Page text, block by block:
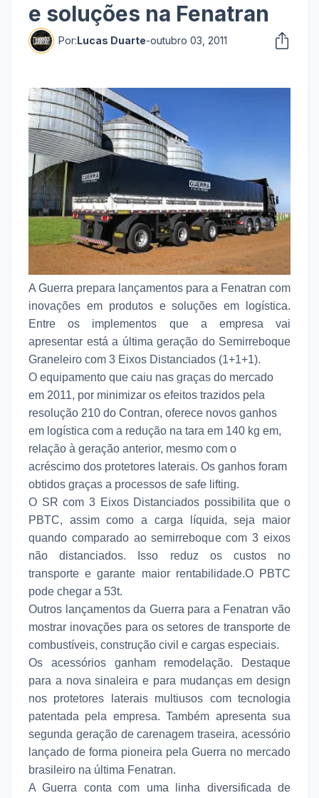
e soluções na Fenatran
Por:Lucas Duarte-outubro 03, 2011
A Guerra prepara lançamentos para a Fenatran com
inovações em produtos e soluções em logística.
Entre os implementos que a empresa vai
apresentar está a última geração do Semirreboque
Graneleiro com 3 Eixos Distanciados (1+1+1).
O equipamento que caiu nas graças do mercado
em 2011, por minimizar os efeitos trazidos pela
resolução 210 do Contran, oferece novos ganhos
em logística com a redução na tara em 140 kg em,
relação à geração anterior, mesmo com o
acréscimo dos protetores laterais. Os ganhos foram
obtidos graças a processos de safe lifting.
O SR com 3 Eixos Distanciados possibilita que o
PBTC, assim como a carga líquida, seja maior
quando comparado ao semirreboque com 3 eixos
não distanciados. Isso reduz os custos no
transporte e garante maior rentabilidade.O PBTC
pode chegar a 53t.
Outros lançamentos da Guerra para a Fenatran vão
mostrar inovações para os setores de transporte de
combustíveis, construção civil e cargas especiais.
Os acessórios ganham remodelação. Destaque
para a nova sinaleira e para mudanças em design
nos protetores laterais multiusos com tecnologia
patentada pela empresa. Também apresenta sua
segunda geração de carenagem traseira, acessório
lançado de forma pioneira pela Guerra no mercado
brasileiro na última Fenatran.
A Guerra conta com uma linha diversificada de